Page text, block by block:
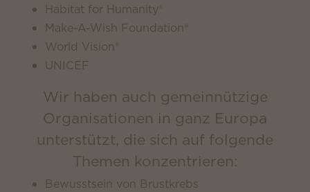
Habitat for Humanity®
Make-A-Wish Foundation®
World Vision®
UNICEF
Wir haben auch gemeinnützige
Organisationen in ganz Europa
unterstützt, die sich auf folgende
Themen konzentrieren:
Bewusstsein von Brustkrebs